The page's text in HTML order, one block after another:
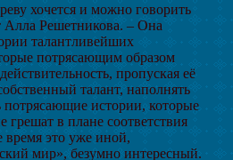
хочется и можно говорить
Алла Решетникова. – Она
талантливейших
потрясающим образом
пропуская её
талант, наполнять
потрясающие истории, которые
грешат в плане соответствия
время это уже иной,
мир», безумно интересный.